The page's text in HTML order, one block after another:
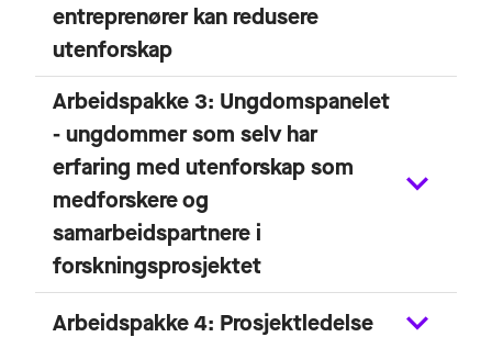
entreprenører kan redusere
utenforskap
Arbeidspakke 3: Ungdomspanelet
- ungdommer som selv har
erfaring med utenforskap som
medforskere og
samarbeidspartnere i
forskningsprosjektet
Arbeidspakke 4: Prosjektledelse